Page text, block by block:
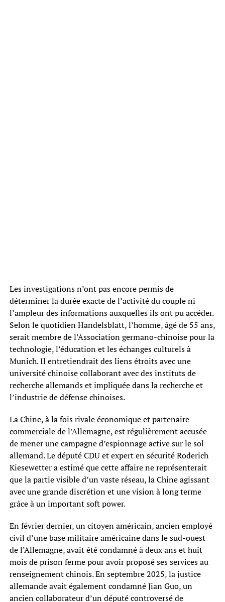
Les investigations n’ont pas encore permis de
déterminer la durée exacte de l’activité du couple ni
l’ampleur des informations auxquelles ils ont pu accéder.
Selon le quotidien Handelsblatt, l’homme, âgé de 55 ans,
serait membre de l’Association germano-chinoise pour la
technologie, l’éducation et les échanges culturels à
Munich. Il entretiendrait des liens étroits avec une
université chinoise collaborant avec des instituts de
recherche allemands et impliquée dans la recherche et
l’industrie de défense chinoises.
La Chine, à la fois rivale économique et partenaire
commerciale de l’Allemagne, est régulièrement accusée
de mener une campagne d’espionnage active sur le sol
allemand. Le député CDU et expert en sécurité Roderich
Kiesewetter a estimé que cette affaire ne représenterait
que la partie visible d’un vaste réseau, la Chine agissant
avec une grande discrétion et une vision à long terme
grâce à un important soft power.
En février dernier, un citoyen américain, ancien employé
civil d’une base militaire américaine dans le sud-ouest
de l’Allemagne, avait été condamné à deux ans et huit
mois de prison ferme pour avoir proposé ses services au
renseignement chinois. En septembre 2025, la justice
allemande avait également condamné Jian Guo, un
ancien collaborateur d’un député controversé de